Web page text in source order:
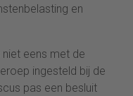
en
eens met de
ingesteld bij de
pas een besluit